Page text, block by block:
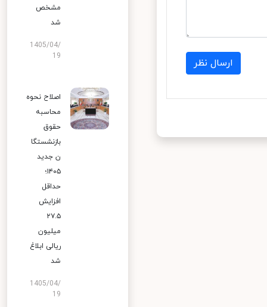
ارسال نظر
مشخص
شد
1405/04/
19
اصلاح نحوه
محاسبه
حقوق
بازنشستگا
ن جدید
۱۴۰۵؛
حداقل
افزایش
۲۷.۵
میلیون
ریالی ابلاغ
شد
1405/04/
19